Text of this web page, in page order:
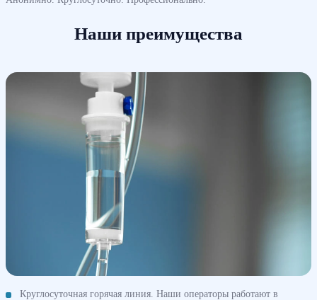
Наши преимущества
Круглосуточная горячая линия. Наши операторы работают в